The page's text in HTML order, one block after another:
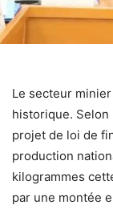
Le secteur
historique.
projet de loi de
production
kilogrammes
par une montée